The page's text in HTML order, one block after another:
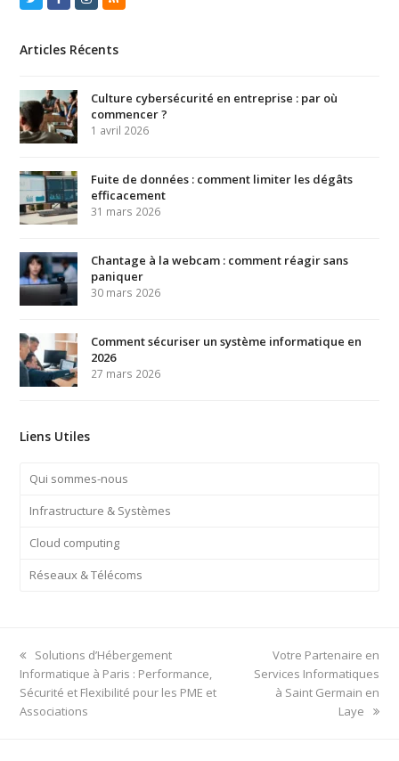
Articles Récents
Culture cybersécurité en entreprise : par où
commencer ?
1 avril 2026
Fuite de données : comment limiter les dégâts
efficacement
31 mars 2026
Chantage à la webcam : comment réagir sans
paniquer
30 mars 2026
Comment sécuriser un système informatique en
2026
27 mars 2026
Liens Utiles
Qui sommes-nous
Infrastructure & Systèmes
Cloud computing
Réseaux & Télécoms
previous
post:
Solutions d’Hébergement
Informatique à Paris : Performance,
Sécurité et Flexibilité pour les PME et
Associations
next
post:
Votre Partenaire en
Services Informatiques
à Saint Germain en
Laye